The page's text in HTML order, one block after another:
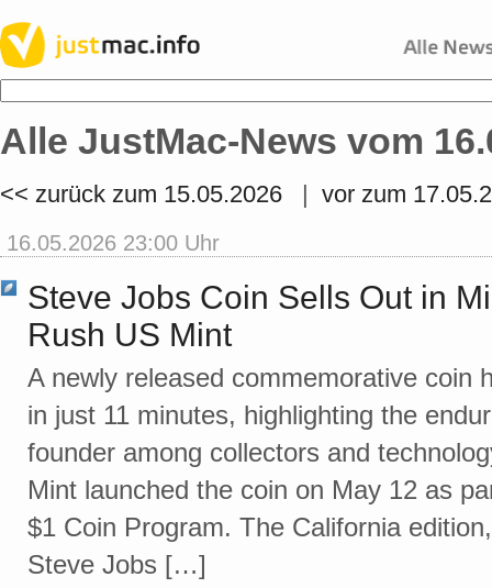
Alle JustMac-News vom
<< zurück zum 15.05.2026 | vor zum
16.05.2026 23:00 Uhr
Steve Jobs Coin Sells Out in
Rush US Mint
A newly released commemorative coin
in just 11 minutes, highlighting the
founder among collectors and
Mint launched the coin on May 12 as
$1 Coin Program. The California
Steve Jobs […]